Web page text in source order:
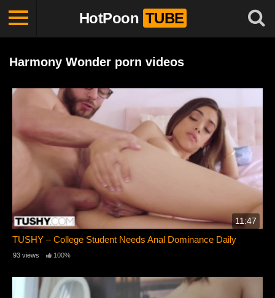
HotPoon TUBE
Harmony Wonder porn videos
11:47
TUSHY – College Student Needs Anal Dominance Daily
93 views 100%